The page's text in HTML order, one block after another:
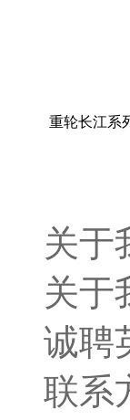
重轮长江系
关于
关于
诚聘
联系